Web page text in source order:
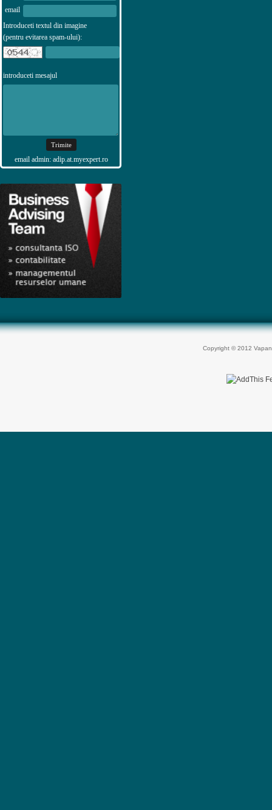
email
Introduceti textul din imagine
(pentru evitarea spam-ului):
introduceti mesajul
email admin: adip.at.myexpert.ro
Copyright © 2012